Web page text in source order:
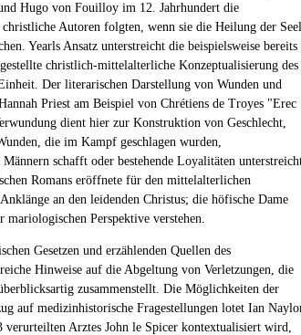
Hugo von Fouilloy im 12. Jahrhundert die
Autoren folgten, wenn sie die Heilung der
Yearls Ansatz unterstreicht die beispielsweise bereits
christlich-mittelalterliche Konzeptualisierung des
Der literarischen Darstellung von Wunden und
Priest am Beispiel von Chrétiens de Troyes "Erec
dient hier zur Konstruktion von Geschlecht,
die im Kampf geschlagen wurden,
schafft oder bestehende Loyalitäten
Romans eröffnete für den mittelalterlichen
an den leidenden Christus; die höfische Dame
mariologischen Perspektive verstehen.
Gesetzen und erzählenden Quellen des
Hinweise auf die Abgeltung von Verletzungen, die
zusammenstellt. Die Möglichkeiten der
auf medizinhistorische Fragestellungen lotet Ian
verurteilten Arztes John le Spicer kontextualisiert wird,